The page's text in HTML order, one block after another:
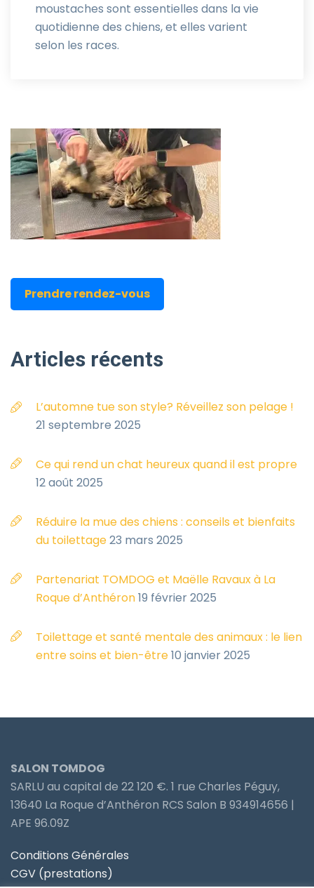
moustaches sont essentielles dans la vie
quotidienne des chiens, et elles varient
selon les races.
Prendre rendez-vous
Articles récents
L’automne tue son style? Réveillez son pelage !
21 septembre 2025
Ce qui rend un chat heureux quand il est propre
12 août 2025
Réduire la mue des chiens : conseils et bienfaits
du toilettage23 mars 2025
Partenariat TOMDOG et Maëlle Ravaux à La
Roque d’Anthéron19 février 2025
Toilettage et santé mentale des animaux : le lien
entre soins et bien-être10 janvier 2025
SALON TOMDOG
SARLU au capital de 22 120 €. 1 rue Charles Péguy,
13640 La Roque d’Anthéron RCS Salon B 934914656 |
APE 96.09Z
Conditions Générales
CGV (prestations)